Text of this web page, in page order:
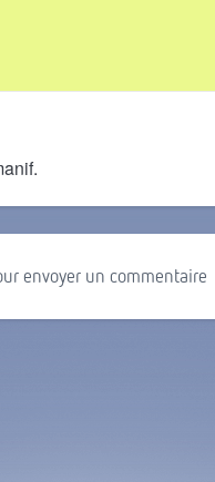
envoyer un commentaire